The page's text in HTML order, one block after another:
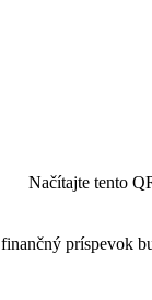
Načítajte tento
príspevok